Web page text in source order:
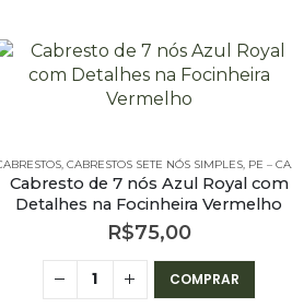
,PE – CABRESTOS - 7 NÓS SIMPLES
CABRESTOS SETE NÓS SIMPLES PE – CABRESTOS
Cabresto de 7 nós Azul Royal com
Detalhes na Focinheira Vermelho
R$75,00
COMPRAR